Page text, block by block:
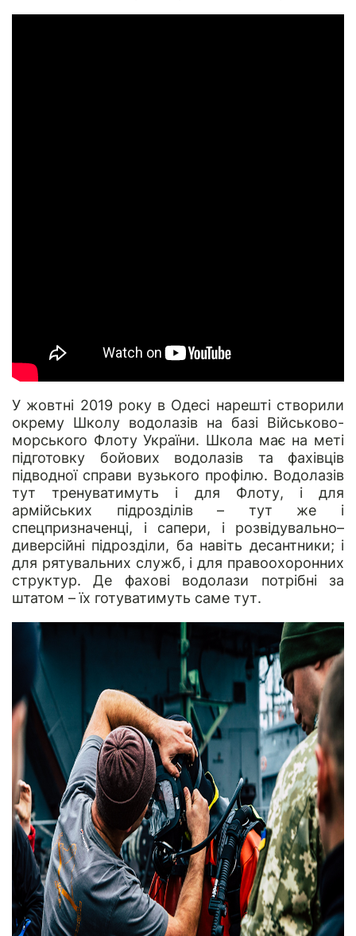
У жовтні 2019 року в Одесі нарешті створили
окрему Школу водолазів на базі Військово-
морського Флоту України. Школа має на меті
підготовку бойових водолазів та фахівців
підводної справи вузького профілю. Водолазів
тут тренуватимуть і для Флоту, і для
армійських підрозділів – тут же і
спецпризначенці, і сапери, і розвідувально–
диверсійні підрозділи, ба навіть десантники; і
для рятувальних служб, і для правоохоронних
структур. Де фахові водолази потрібні за
штатом – їх готуватимуть саме тут.